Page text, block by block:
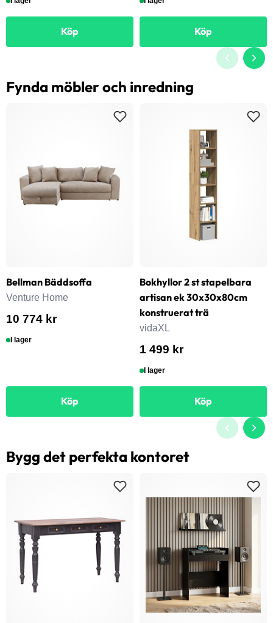
Köp Köp
Fynda möbler och inredning
Bellman Bäddsoffa
Venture Home
10 774 kr
I lager
Köp
Bokhyllor 2 st stapelbara
artisan ek 30x30x80cm
konstruerat trä
vidaXL
1 499 kr
I lager
Köp
Bygg det perfekta kontoret